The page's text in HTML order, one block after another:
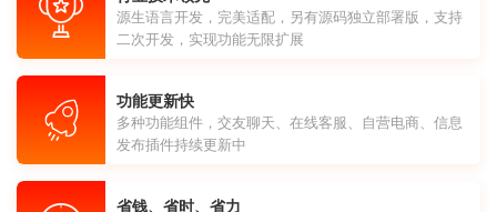
源生语言开发，完美适配，另有源码独立部署版，支持
二次开发，实现功能无限扩展
功能更新快
多种功能组件，交友聊天、在线客服、自营电商、信息
发布插件持续更新中
省钱、省时、省力